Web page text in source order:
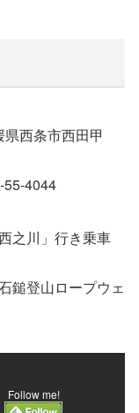
西条市西田甲
4044
西之川」行き乗車
鎚登山ロープウェ
Follow me!